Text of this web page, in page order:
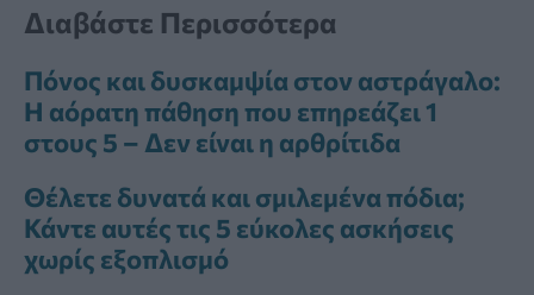
Διαβάστε Περισσότερα
Πόνος και δυσκαμψία στον αστράγαλο:
Η αόρατη πάθηση που επηρεάζει 1
στους 5 – Δεν είναι η αρθρίτιδα
Θέλετε δυνατά και σμιλεμένα πόδια;
Κάντε αυτές τις 5 εύκολες ασκήσεις
χωρίς εξοπλισμό